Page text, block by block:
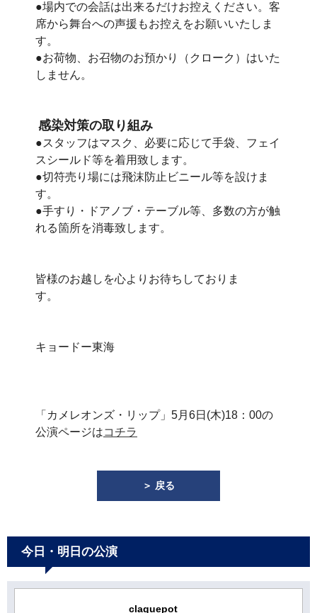
●場内での会話は出来るだけお控えください。客
席から舞台への声援もお控えをお願いいたしま
す。
●お荷物、お召物のお預かり（クローク）はいた
しません。
感染対策の取り組み
●スタッフはマスク、必要に応じて手袋、フェイ
スシールド等を着用致します。
●切符売り場には飛沫防止ビニール等を設けま
す。
●手すり・ドアノブ・テーブル等、多数の方が触
れる箇所を消毒致します。
皆様のお越しを心よりお待ちしておりま
す。
キョードー東海
「カメレオンズ・リップ」5月6日(木)18：00の
公演ページはコチラ
＞ 戻る
今日・明日の公演
claquepot